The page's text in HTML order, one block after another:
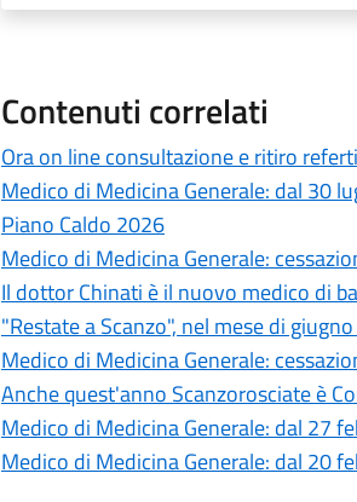
Contenuti correlati
Ora on line consultazione e ritiro
Medico di Medicina Generale: dal 30
Piano Caldo 2026
Medico di Medicina Generale:
Il dottor Chinati è il nuovo medico di
"Restate a Scanzo", nel mese di
Medico di Medicina Generale:
Anche quest'anno Scanzorosciate è
Medico di Medicina Generale: dal 27
Medico di Medicina Generale: dal 20